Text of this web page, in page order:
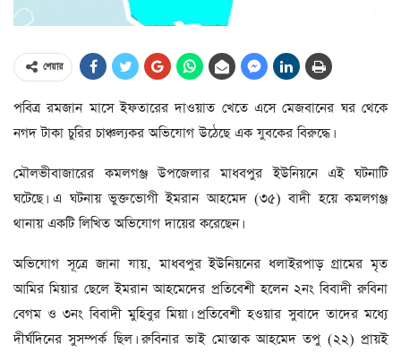
শেয়ার
পবিত্র রমজান মাসে ইফতারের দাওয়াত খেতে এসে মেজবানের ঘর থেকে
নগদ টাকা চুরির চাঞ্চল্যকর অভিযোগ উঠেছে এক যুবকের বিরুদ্ধে।
মৌলভীবাজারের কমলগঞ্জ উপজেলার মাধবপুর ইউনিয়নে এই ঘটনাটি
ঘটেছে। এ ঘটনায় ভুক্তভোগী ইমরান আহমেদ (৩৫) বাদী হয়ে কমলগঞ্জ
থানায় একটি লিখিত অভিযোগ দায়ের করেছেন।
অভিযোগ সূত্রে জানা যায়, মাধবপুর ইউনিয়নের ধলাইরপাড় গ্রামের মৃত
আমির মিয়ার ছেলে ইমরান আহমেদের প্রতিবেশী হলেন ২নং বিবাদী রুবিনা
বেগম ও ৩নং বিবাদী মুহিবুর মিয়া। প্রতিবেশী হওয়ার সুবাদে তাদের মধ্যে
দীর্ঘদিনের সুসম্পর্ক ছিল। রুবিনার ভাই মোস্তাক আহমেদ তপু (২২) প্রায়ই